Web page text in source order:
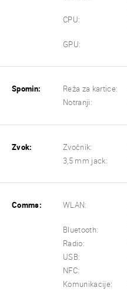
CPU:
GPU:
Spomin: Reža za kartice:
Notranji:
Zvok: Zvočnik:
3,5 mm jack:
Comms: WLAN:
Bluetooth:
Radio:
USB:
NFC:
Komunikacije: